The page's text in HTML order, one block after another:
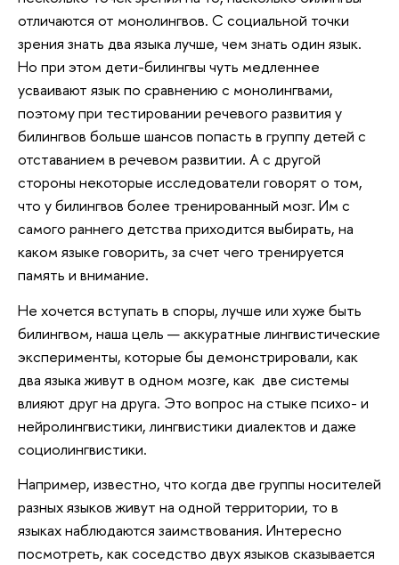
отличаются от монолингвов. С социальной точки
зрения знать два языка лучше, чем знать один язык.
Но при этом дети-билингвы чуть медленнее
усваивают язык по сравнению с монолингвами,
поэтому при тестировании речевого развития у
билингвов больше шансов попасть в группу детей с
отставанием в речевом развитии. А с другой
стороны некоторые исследователи говорят о том,
что у билингвов более тренированный мозг. Им с
самого раннего детства приходится выбирать, на
каком языке говорить, за счет чего тренируется
память и внимание.
Не хочется вступать в споры, лучше или хуже быть
билингвом, наша цель — аккуратные лингвистические
эксперименты, которые бы демонстрировали, как
два языка живут в одном мозге, как две системы
влияют друг на друга. Это вопрос на стыке психо- и
нейролингвистики, лингвистики диалектов и даже
социолингвистики.
Например, известно, что когда две группы носителей
разных языков живут на одной территории, то в
языках наблюдаются заимствования. Интересно
посмотреть, как соседство двух языков сказывается